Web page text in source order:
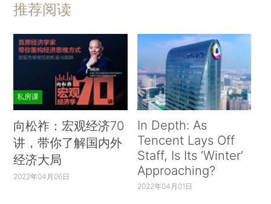
推荐阅读
私房课
向松祚：宏观经济70
讲，带你了解国内外
经济大局
2022年04月06日
In Depth: As
Tencent Lays Off
Staff, Is Its ‘Winter’
Approaching?
2022年04月01日